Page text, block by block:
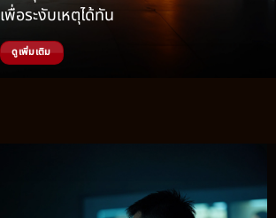
เพื่อระงับเหตุได้ทัน
ดูเพิ่มเติม